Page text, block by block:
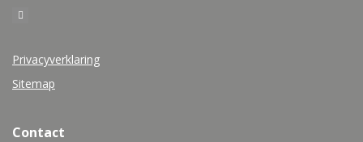
Privacyverklaring
Sitemap
Contact